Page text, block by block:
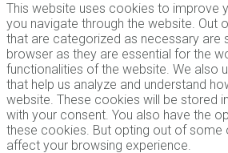
This website uses cookies to improve
you navigate through the website. Out
that are categorized as necessary are
browser as they are essential for the
functionalities of the website. We also
that help us analyze and understand
website. These cookies will be stored
with your consent. You also have the
these cookies. But opting out of
affect your browsing experience.